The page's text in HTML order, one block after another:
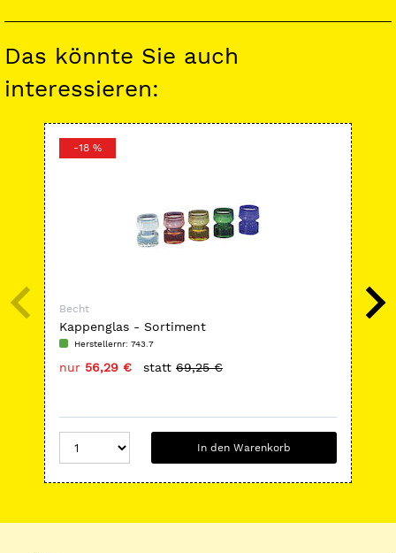
Das könnte Sie auch
interessieren:
-18 %
Becht
Kappenglas - Sortiment
Herstellernr: 743.7
nur 56,29 € statt 69,25 €
In den Warenkorb